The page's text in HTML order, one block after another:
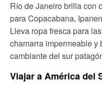
Río de Janeiro brilla con
para Copacabana,
Lleva ropa fresca para
chamarra impermeable
cambiante del sur
Viajar a América del